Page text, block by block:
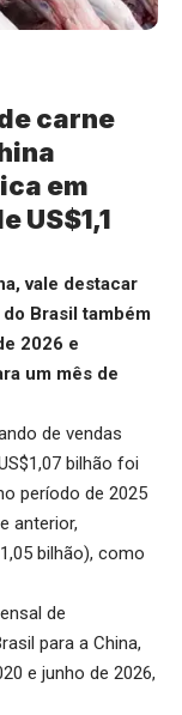
carne
em
US$1,1
vale destacar
Brasil também
2026 e
um mês de
de vendas
bilhão foi
período de 2025
anterior,
bilhão), como
de
para a China,
e junho de 2026,